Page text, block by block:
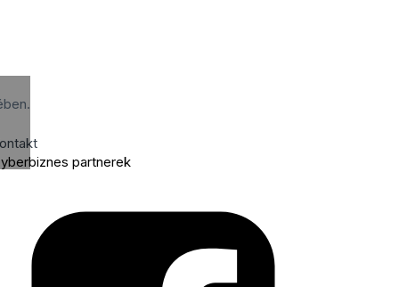
partnerek